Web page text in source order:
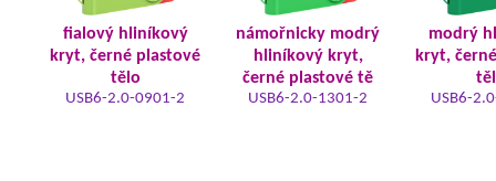
fialový hliníkový
kryt, černé plastové
tělo
USB6-2.0-0901-2
námořnicky modrý
hliníkový kryt,
černé plastové tě
USB6-2.0-1301-2
modrý
kryt,
USB6-